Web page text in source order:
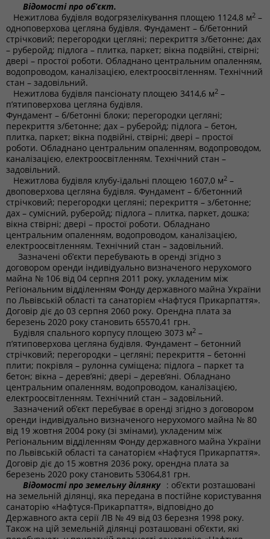
Відомості про об’єкт.
Нежитлова будівля водогрязелікування площею 1124,8 м2 –
одноповерхова цегляна будівля. Фундамент – б/бетонний
стрічковий; перегородки цегляні; перекриття з/бетонне; дах
– руберойд; підлога – плитка, паркет; вікна подвійні, ствірні;
двері – простої роботи. Обладнано центральним опаленням,
водопроводом, каналізацією, електроосвітленням. Технічний
стан – задовільний.
Нежитлова будівля пансіонату площею 3414,6 м2 –
п’ятиповерхова цегляна будівля.
Фундамент – б/бетонні блоки; перегородки цегляні;
перекриття з/бетонне; дах – руберойд; підлога – бетон,
плитка, паркет; вікна подвійні, ствірні; двері – простої
роботи. Обладнано центральним опаленням, водопроводом,
каналізацією, електроосвітленням. Технічний стан –
задовільний.
Нежитлова будівля клубу-їдальні площею 1607,0 м2 –
двоповерхова цегляна будівля. Фундамент – б/бетонний
стрічковий; перегородки цегляні; перекриття – з/бетонне;
дах – сумісний, руберойд; підлога – плитка, паркет, дошка;
вікна ствірні; двері – простої роботи. Обладнано
центральним опаленням, водопроводом, каналізацією,
електроосвітленням. Технічний стан – задовільний.
Зазначені об’єкти перебувають в оренді згідно з
договором оренди індивідуально визначеного нерухомого
майна № 106 від 04 серпня 2011 року, укладеним між
Регіональним відділенням Фонду державного майна України
по Львівській області та санаторієм «Нафтуся Прикарпаття».
Договір діє до 03 серпня 2060 року. Орендна плата за
березень 2020 року становить 65570,41 грн.
Будівля спального корпусу площею 3073 м2 –
п’ятиповерхова цегляна будівля. Фундамент – бетонний
стрічковий; перегородки – цегляні; перекриття – бетонні
плити; покрівля – рулонна суміщена; підлога – паркет та
бетон; вікна – дерев’яні; двері – дерев’яні. Обладнано
центральним опаленням, водопроводом, каналізацією,
електроосвітленням. Технічний стан – задовільний.
Зазначений об’єкт перебуває в оренді згідно з договором
оренди індивідуально визначеного нерухомого майна № 80
від 19 жовтня 2004 року (зі змінами), укладеним між
Регіональним відділенням Фонду державного майна України
по Львівській області та санаторієм «Нафтуся Прикарпаття».
Договір діє до 15 жовтня 2036 року, орендна плата за
березень 2020 року становить 53064,81 грн.
Відомості про земельну ділянку : об’єкти розташовані
на земельній ділянці, яка передана в постійне користування
санаторію «Нафтуся-Прикарпаття», відповідно до
Державного акта серії ЛВ № 49 від 03 березня 1998 року.
Також на цій земельній ділянці розташовані об’єкти, які